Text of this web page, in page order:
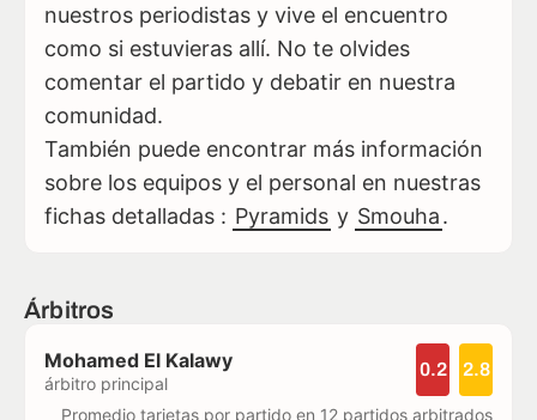
nuestros periodistas y vive el encuentro
como si estuvieras allí. No te olvides
comentar el partido y debatir en nuestra
comunidad.
También puede encontrar más información
sobre los equipos y el personal en nuestras
fichas detalladas : Pyramids y Smouha.
Árbitros
Mohamed El Kalawy
árbitro principal
0.2 2.8
Promedio tarjetas por partido en 12 partidos arbitrados